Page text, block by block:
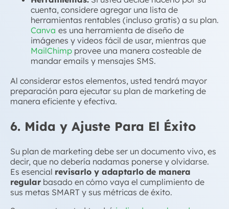
cuenta, considere agregar una lista de
herramientas rentables (incluso gratis) a su plan.
Canva es una herramienta de diseño de
imágenes y videos fácil de usar, mientras que
MailChimp provee una manera costeable de
mandar emails y mensajes SMS.
Al considerar estos elementos, usted tendrá mayor
preparación para ejecutar su plan de marketing de
manera eficiente y efectiva.
6. Mida y Ajuste Para El Éxito
Su plan de marketing debe ser un documento vivo, es
decir, que no debería nadamas ponerse y olvidarse.
Es esencial revisarlo y adaptarlo de manera
regular basado en cómo vaya el cumplimiento de
sus metas SMART y sus métricas de éxito.